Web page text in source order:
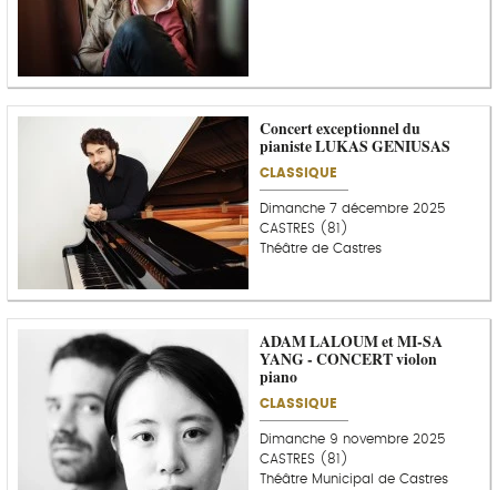
Concert exceptionnel du
pianiste LUKAS GENIUSAS
CLASSIQUE
Dimanche 7 décembre 2025
CASTRES (81)
Théâtre de Castres
ADAM LALOUM et MI-SA
YANG - CONCERT violon
piano
CLASSIQUE
Dimanche 9 novembre 2025
CASTRES (81)
Théâtre Municipal de Castres